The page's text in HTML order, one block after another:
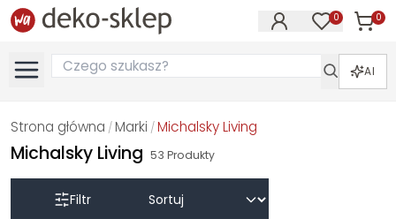
0 0
AI
Strona główna / Marki /Michalsky Living
Michalsky Living 53 Produkty
Filtr